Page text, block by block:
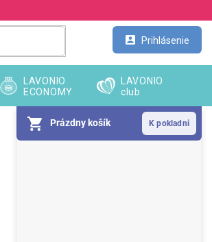
Prihlásenie
Prázdny košík
LAVONIO
ECONOMY
LAVONIO
club